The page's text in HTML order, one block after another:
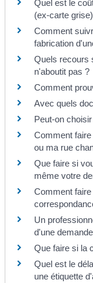
Quel est le
(ex-carte
Comment
fabrication
Quels recours
n'aboutit pas ?
Comment
Avec quels
Peut-on
Comment
ou ma rue
Que faire si
même votre
Comment
Un
d'une
Que faire si la
Quel est le
une étiquette